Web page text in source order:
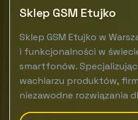
Sklep GSM Etujko
Sklep GSM Etujko w
i funkcjonalności w
smartfonów.
wachlarzu produktów,
niezawodne rozwiązania